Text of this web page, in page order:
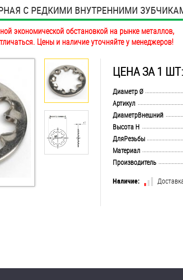
С РЕДКИМИ ВНУТРЕННИМИ
экономической обстановкой на рынке металлов,
Цены и наличие уточняйте у менеджеров!
ЦЕНА ЗА 1
Диаметр Ø
Артикул
ДиаметрВнешний
Высота H
ДляРезьбы
Материал
Производитель
Наличие: